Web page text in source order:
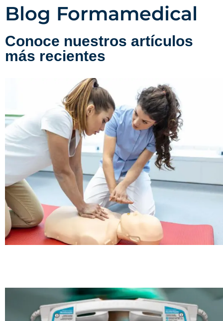
Blog Formamedical
Conoce nuestros artículos
más recientes